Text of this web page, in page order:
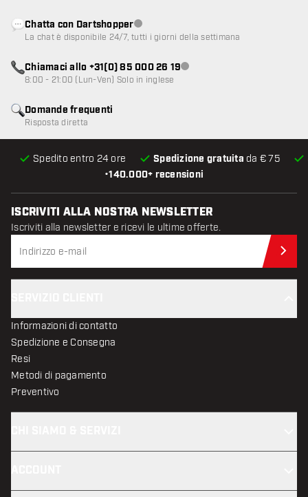
•140.000+ recensioni
Spedito entro 24 ore Spedizione gratuita da € 75
Domande frequenti
Risposta diretta
Chatta con DartshopperServizio clienti non disponibile
La chat è disponibile 24/7, tutti i giorni della settimana
Chiamaci allo +31(0) 85 000 26 19Servizio clienti non disponibile
8:00 - 21:00 (Lun-Ven) Solo in inglese
ISCRIVITI ALLA NOSTRA NEWSLETTER
Iscriviti alla newsletter e ricevi le ultime offerte.
Informazioni di contatto
Spedizione e Consegna
Resi
Metodi di pagamento
Preventivo